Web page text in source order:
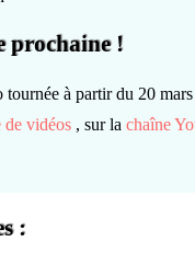
prochaine !
à partir du 20
de vidéos , sur la chaîne
: